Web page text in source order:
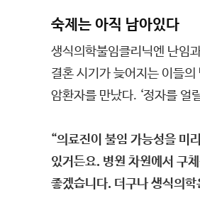
숙제는 아직 남아있다
생식의학불임클리닉엔 난임
결혼 시기가 늦어지는 이들
암환자를 만났다. ‘정자를 얼
“의료진이 불임 가능성을 미
있거든요. 병원 차원에서 구
좋겠습니다. 더구나 생식의